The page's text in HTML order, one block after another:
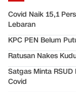
Covid Naik 15,1
Lebaran
KPC PEN Belum
Ratusan Nakes
Satgas Minta
Covid